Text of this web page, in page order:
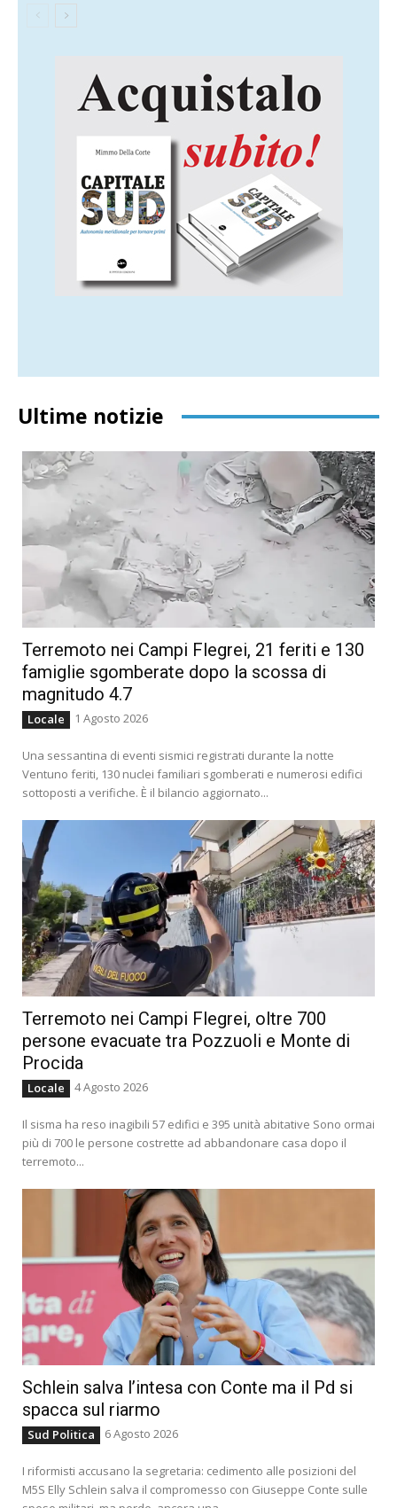
Ultime notizie
Terremoto nei Campi Flegrei, 21 feriti e 130
famiglie sgomberate dopo la scossa di
magnitudo 4.7
Locale 1 Agosto 2026
Una sessantina di eventi sismici registrati durante la notte
Ventuno feriti, 130 nuclei familiari sgomberati e numerosi edifici
sottoposti a verifiche. È il bilancio aggiornato...
Terremoto nei Campi Flegrei, oltre 700
persone evacuate tra Pozzuoli e Monte di
Procida
Locale 4 Agosto 2026
Il sisma ha reso inagibili 57 edifici e 395 unità abitative Sono ormai
più di 700 le persone costrette ad abbandonare casa dopo il
terremoto...
Schlein salva l’intesa con Conte ma il Pd si
spacca sul riarmo
Sud Politica 6 Agosto 2026
I riformisti accusano la segretaria: cedimento alle posizioni del
M5S Elly Schlein salva il compromesso con Giuseppe Conte sulle